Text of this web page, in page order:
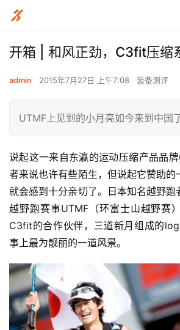
开箱 | 和风正劲，C3fit压缩
admin 2015年7月27日 上午7:08 装备测评
UTMF上见到的小月亮如今来到中国
说起这一来自东瀛的运动压缩产品品
者来说也许有些陌生，但说起它赞助的
就会感到十分亲切了。日本知名越野跑
越野跑赛事UTMF（环富士山越野赛
C3fit的合作伙伴，三道新月组成的
事上最为靓丽的一道风景。